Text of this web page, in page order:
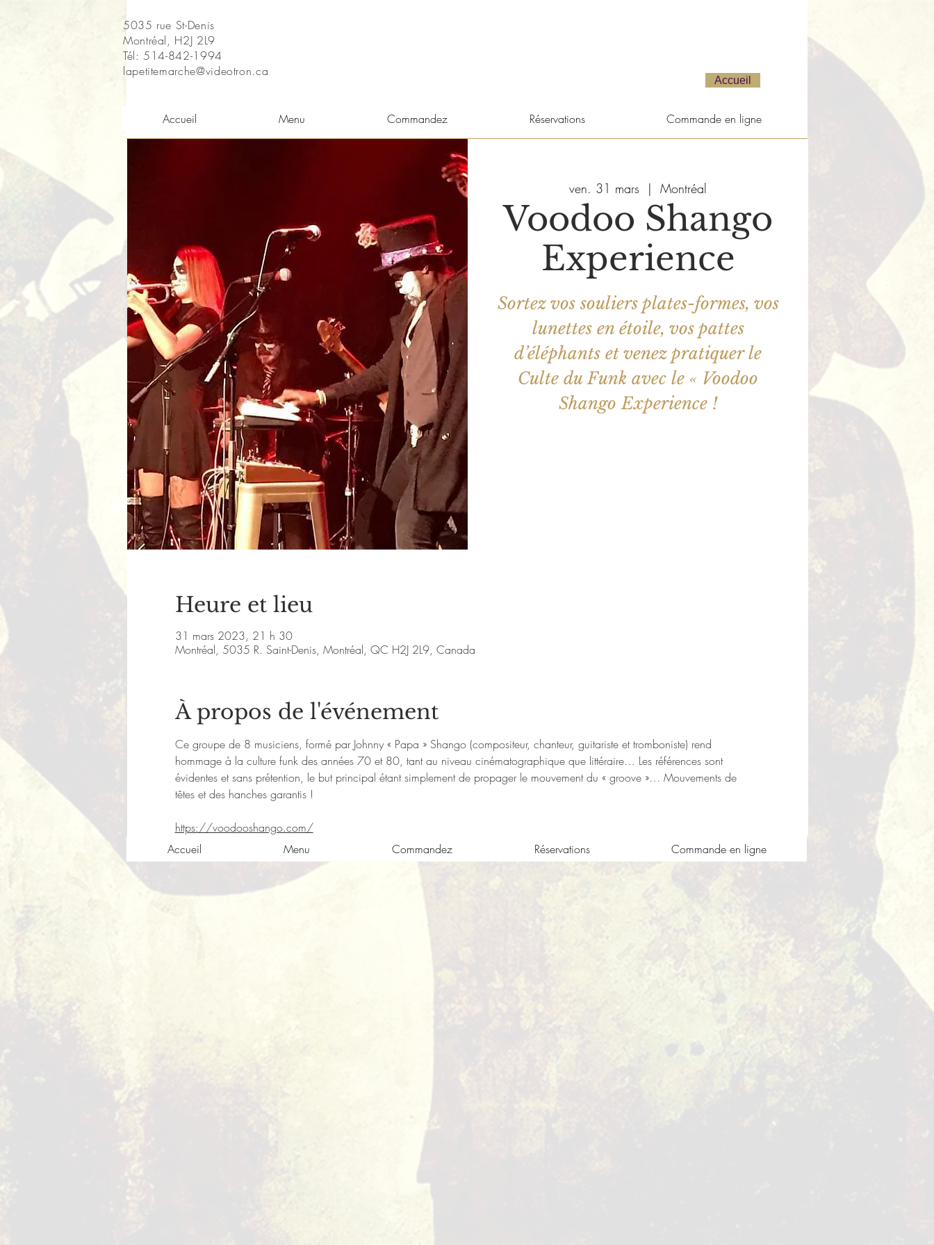
5035 rue St-Denis
Montréal, H2J 2L9
Tél: 514-842-1994
lapetitemarche@videotron.ca
Accueil
Accueil Menu Commandez Réservations Commande en ligne
ven. 31 mars
  |
Montréal
Voodoo Shango
Experience
Sortez vos souliers plates-formes, vos
lunettes en étoile, vos pattes
d’éléphants et venez pratiquer le
Culte du Funk avec le « Voodoo
Shango Experience !
Heure et lieu
31 mars 2023, 21 h 30
Montréal, 5035 R. Saint-Denis, Montréal, QC H2J 2L9, Canada
À propos de l'événement
Ce groupe de 8 musiciens, formé par Johnny « Papa » Shango (compositeur, chanteur, guitariste et tromboniste) rend
hommage à la culture funk des années 70 et 80, tant au niveau cinématographique que littéraire… Les références sont
évidentes et sans prétention, le but principal étant simplement de propager le mouvement du « groove »… Mouvements de
têtes et des hanches garantis !
https://voodooshango.com/
Accueil
Menu Commandez Réservations Commande en ligne